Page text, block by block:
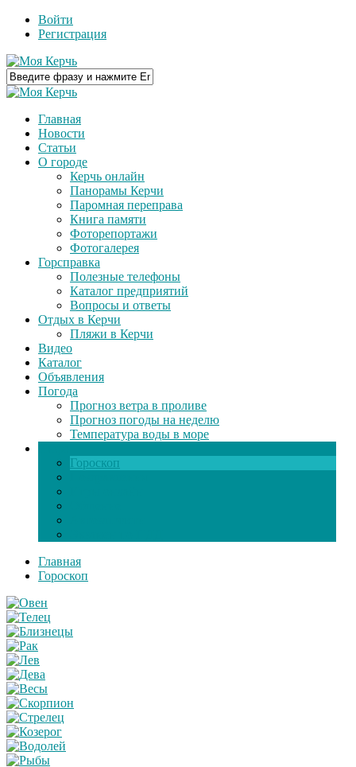
Войти
Регистрация
Главная
Новости
Статьи
О городе
Керчь онлайн
Панорамы Керчи
Паромная переправа
Книга памяти
Фоторепортажи
Фотогалерея
Горсправка
Полезные телефоны
Каталог предприятий
Вопросы и ответы
Отдых в Керчи
Пляжи в Керчи
Видео
Каталог
Объявления
Погода
Прогноз ветра в проливе
Прогноз погоды на неделю
Температура воды в море
Гороскоп
Главная
Гороскоп